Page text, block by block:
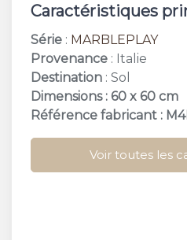
Caractéristiques
Série : MARBLEPLAY
Provenance : Italie
Destination : Sol
Dimensions : 60 x 60 cm
Référence fabricant :
Voir toutes les